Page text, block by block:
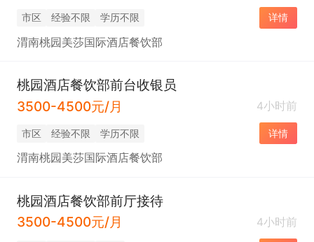
市区 经验不限 学历不限 详情
渭南桃园美莎国际酒店餐饮部
桃园酒店餐饮部前台收银员
3500-4500元/月
4小时前
市区 经验不限 学历不限 详情
渭南桃园美莎国际酒店餐饮部
桃园酒店餐饮部前厅接待
3500-4500元/月
4小时前